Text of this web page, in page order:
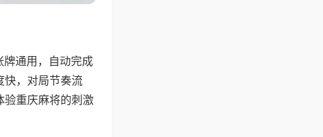
牌通用，自动完成
快，对局节奏流
验重庆麻将的刺激